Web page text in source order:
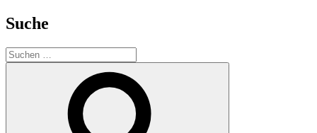
Suche
Suchen
nach: